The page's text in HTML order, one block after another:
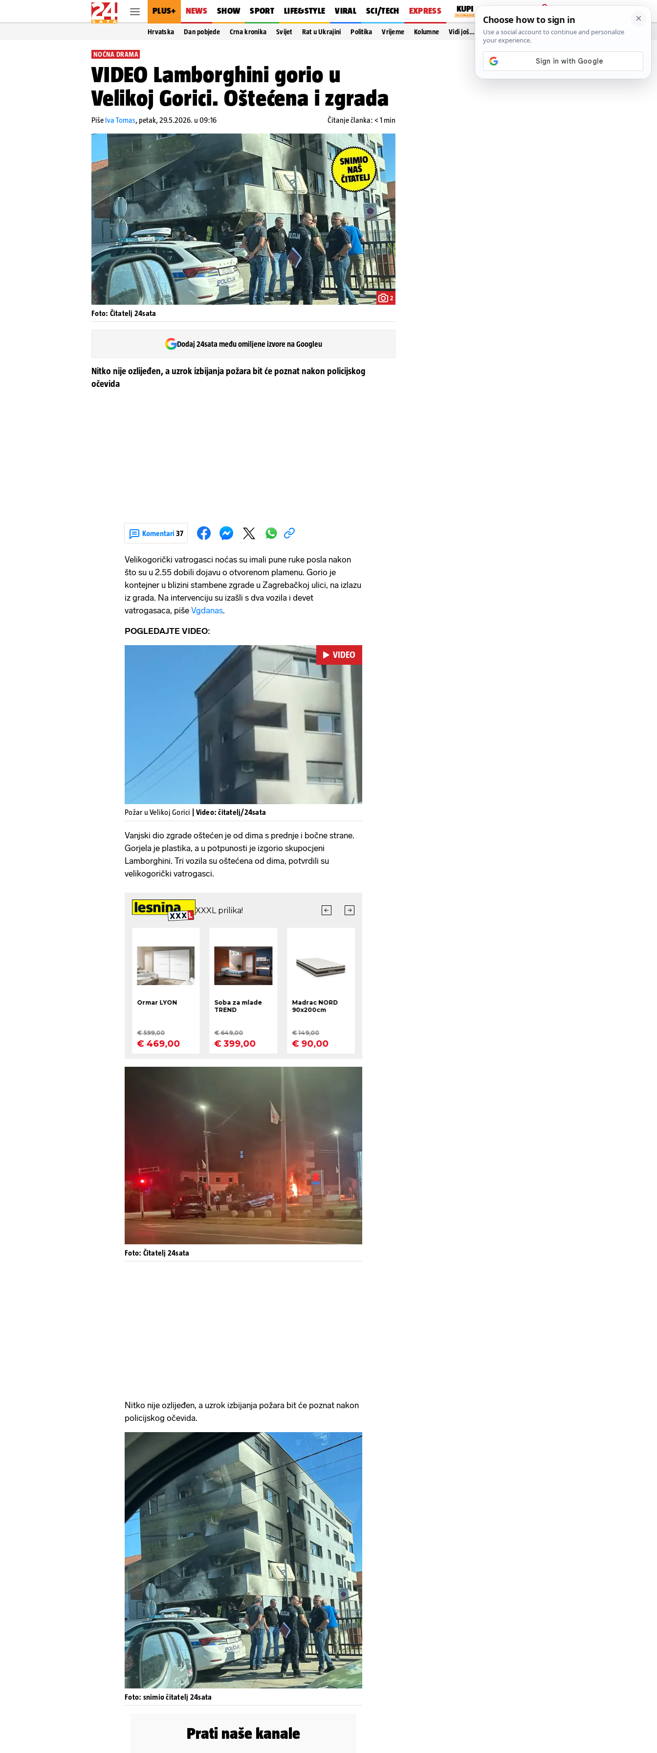
PLUS+ NEWS SHOW SPORT LIFE&STYLE VIRAL SCI/TECH EXPRESS
PRIJAVA
Hrvatska Dan pobjede Crna kronika Svijet Rat u Ukrajini Politika Vrijeme Kolumne Vidi još…
NOĆNA DRAMA
VIDEO Lamborghini gorio u
Velikoj Gorici. Oštećena i zgrada
Piše Iva Tomas, petak, 29.5.2026. u 09:16 Čitanje članka: < 1 min
2
Foto: Čitatelj 24sata
Dodaj 24sata među omiljene izvore na Googleu
Nitko nije ozlijeđen, a uzrok izbijanja požara bit će poznat nakon policijskog
očevida
Komentari 37
Velikogorički vatrogasci noćas su imali pune ruke posla nakon
što su u 2.55 dobili dojavu o otvorenom plamenu. Gorio je
kontejner u blizini stambene zgrade u Zagrebačkoj ulici, na izlazu
iz grada. Na intervenciju su izašli s dva vozila i devet
vatrogasaca, piše Vgdanas.
POGLEDAJTE VIDEO:
Pokretanje videa...
VIDEO
Požar u Velikoj Gorici | Video: čitatelj/24sata
Vanjski dio zgrade oštećen je od dima s prednje i bočne strane.
Gorjela je plastika, a u potpunosti je izgorio skupocjeni
Lamborghini. Tri vozila su oštećena od dima, potvrdili su
velikogorički vatrogasci.
Foto: Čitatelj 24sata
Nitko nije ozlijeđen, a uzrok izbijanja požara bit će poznat nakon
policijskog očevida.
Foto: snimio čitatelj 24sata
Prati naše kanale